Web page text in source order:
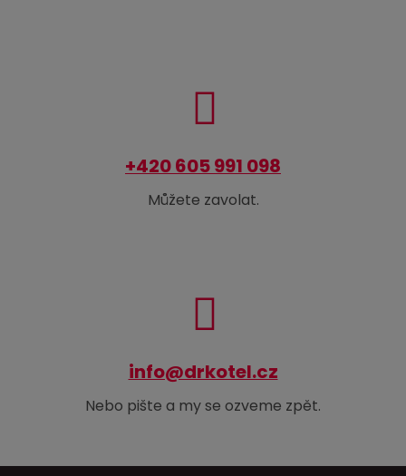
+420 605 991 098
Můžete zavolat.
info@drkotel.cz
Nebo pište a my se ozveme zpět.